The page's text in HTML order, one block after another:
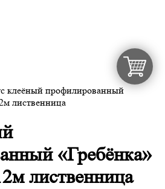
клеёный профилированный
лиственница
«Гребёнка»
лиственница